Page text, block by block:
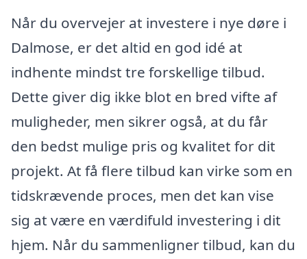
Når du overvejer at investere i nye døre i
Dalmose, er det altid en god idé at
indhente mindst tre forskellige tilbud.
Dette giver dig ikke blot en bred vifte af
muligheder, men sikrer også, at du får
den bedst mulige pris og kvalitet for dit
projekt. At få flere tilbud kan virke som en
tidskrævende proces, men det kan vise
sig at være en værdifuld investering i dit
hjem. Når du sammenligner tilbud, kan du